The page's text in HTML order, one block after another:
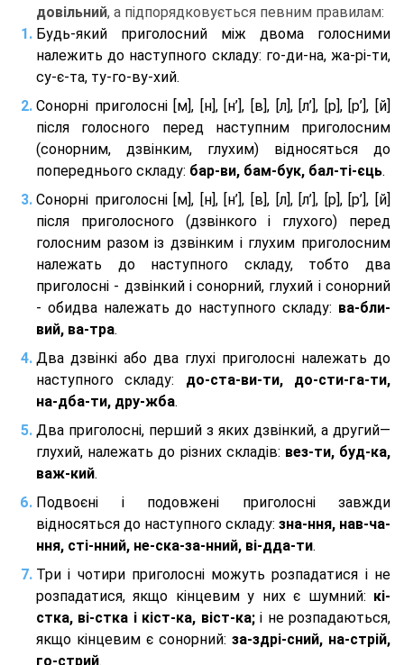
довільний, а підпорядковується певним правилам:
Будь-який приголосний між двома голосними
належить до наступного складу: го-ди-на, жа-рі-ти,
су-є-та, ту-го-ву-хий.
Сонорні приголосні [м], [н], [н’], [в], [л], [л’], [р], [р’], [й]
після голосного перед наступним приголосним
(сонорним, дзвінким, глухим) відносяться до
попереднього складу: бар-ви, бам-бук, бал-ті-єць.
Сонорні приголосні [м], [н], [н’], [в], [л], [л’], [р], [р’], [й]
після приголосного (дзвінкого і глухого) перед
голосним разом із дзвінким і глухим приголосним
належать до наступного складу, тобто два
приголосні - дзвінкий і сонорний, глухий і сонорний
- обидва належать до наступного складу: ва-бли-
вий, ва-тра.
Два дзвінкі або два глухі приголосні належать до
наступного складу: до-ста-ви-ти, до-сти-га-ти,
на-дба-ти, дру-жба.
Два приголосні, перший з яких дзвінкий, а другий—
глухий, належать до різних складів: вез-ти, буд-ка,
важ-кий.
Подвоєні і подовжені приголосні завжди
відносяться до наступного складу: зна-ння, нав-ча-
ння, сті-нний, не-ска-за-нний, ві-дда-ти.
Три і чотири приголосні можуть розпадатися і не
розпадатися, якщо кінцевим у них є шумний: кі-
стка, ві-стка і кіст-ка, віст-ка;і не розпадаються,
якщо кінцевим є сонорний: за-здрі-сний, на-стрій,
го-стрий.